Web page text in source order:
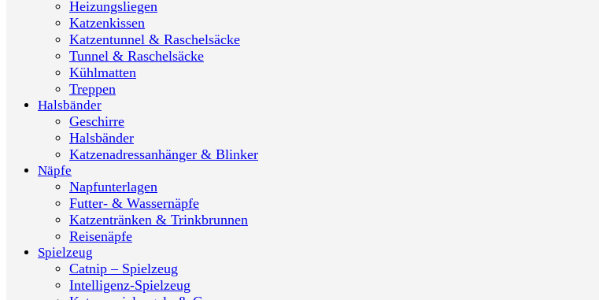
Heizungsliegen
Katzenkissen
Katzentunnel & Raschelsäcke
Tunnel & Raschelsäcke
Kühlmatten
Treppen
Halsbänder
Geschirre
Halsbänder
Katzenadressanhänger & Blinker
Näpfe
Napfunterlagen
Futter- & Wassernäpfe
Katzentränken & Trinkbrunnen
Reisenäpfe
Spielzeug
Catnip – Spielzeug
Intelligenz-Spielzeug